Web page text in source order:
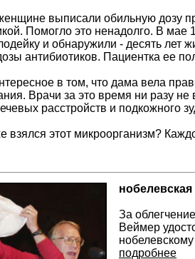
выписали обильную дозу
Помогло это ненадолго. В
и обнаружили - десять лет
антибиотиков. Пациентка ее
в том, что дама вела
Врачи за это время ни разу
расстройств и подкожного
взялся этот микроорганизм?
За
Веймер
подробнее